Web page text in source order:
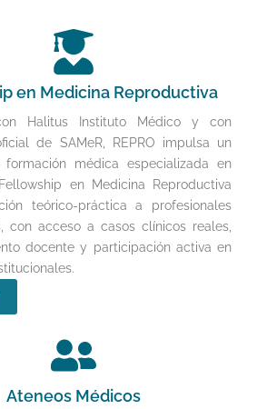
en Medicina Reproductiva
Halitus Instituto Médico y con
de SAMeR, REPRO impulsa un
médica especializada en
en Medicina Reproductiva
teórico-práctica a profesionales
con acceso a casos clínicos reales,
docente y participación activa en
Ateneos Médicos